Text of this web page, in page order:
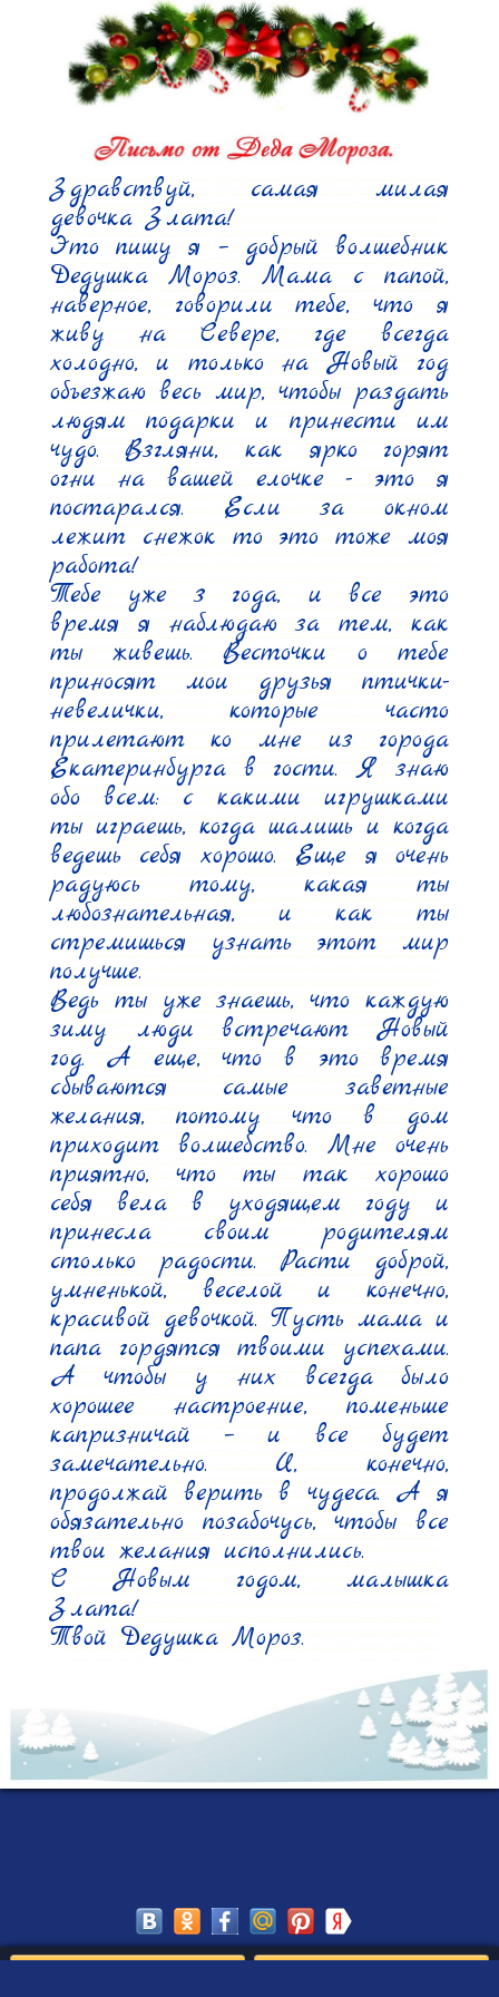
Здравствуй, самая милая
девочка Злата!
Это пишу я – добрый волшебник
Дедушка Мороз. Мама с папой,
наверное, говорили тебе, что я
живу на Севере, где всегда
холодно, и только на Новый год
объезжаю весь мир, чтобы раздать
людям подарки и принести им
чудо. Взгляни, как ярко горят
огни на вашей елочке - это я
постарался. Если за окном
лежит снежок то это тоже моя
работа!
Тебе уже 3 года, и все это
время я наблюдаю за тем, как
ты живешь. Весточки о тебе
приносят мои друзья птички-
невелички, которые часто
прилетают ко мне из города
Екатеринбурга в гости. Я знаю
обо всем: с какими игрушками
ты играешь, когда шалишь и когда
ведешь себя хорошо. Еще я очень
радуюсь тому, какая ты
любознательная, и как ты
стремишься узнать этот мир
получше.
Ведь ты уже знаешь, что каждую
зиму люди встречают Новый
год. А еще, что в это время
сбываются самые заветные
желания, потому что в дом
приходит волшебство. Мне очень
приятно, что ты так хорошо
себя вела в уходящем году и
принесла своим родителям
столько радости. Расти доброй,
умненькой, веселой и конечно,
красивой девочкой. Пусть мама и
папа гордятся твоими успехами.
А чтобы у них всегда было
хорошее настроение, поменьше
капризничай – и все будет
замечательно. И, конечно,
продолжай верить в чудеса. А я
обязательно позабочусь, чтобы все
твои желания исполнились.
С Новым годом, малышка
Злата!
Твой Дедушка Мороз.